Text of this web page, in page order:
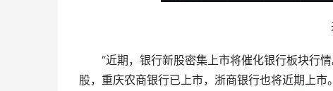
“近期，银行新股密集上市将催化银行板块行
股，重庆农商银行已上市，浙商银行也将近期上